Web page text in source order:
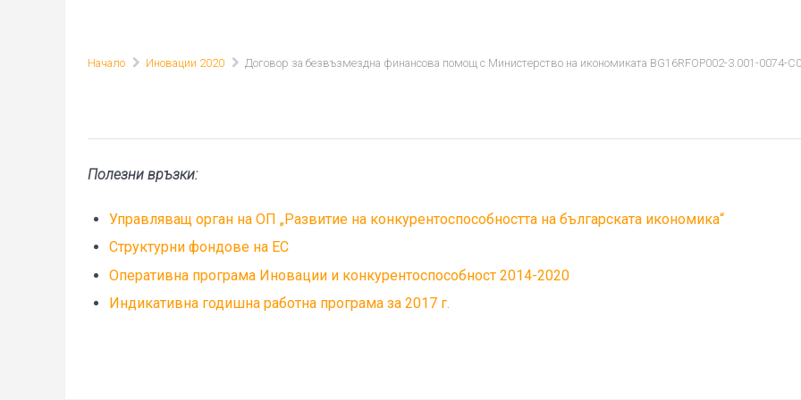
Начало Иновации 2020 Договор за безвъзмездна финансова помощ с Министерство на икономиката BG16RFOP002-3.001-0074-
Полезни връзки:
Управляващ орган на ОП „Развитие на конкурентоспособността на българската икономика“
Структурни фондове на ЕС
Оперативна програма Иновации и конкурентоспособност 2014-2020
Индикативна годишна работна програма за 2017 г.